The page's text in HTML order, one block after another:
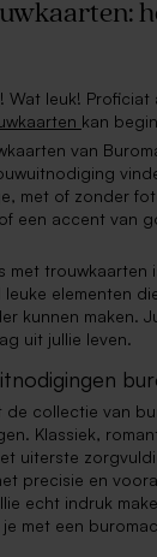
! Wat leuk!
kan
van
met of zonder
een accent van
met trouwkaarten
leuke elementen
kunnen maken.
uit jullie leven.
de collectie van
Klassiek,
uiterste
precisie en
echt indruk
met een